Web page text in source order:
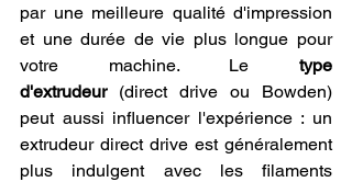
par une meilleure qualité d'impression
et une durée de vie plus longue pour
votre machine. Le type
d'extrudeur (direct drive ou Bowden)
peut aussi influencer l'expérience : un
extrudeur direct drive est généralement
plus indulgent avec les filaments